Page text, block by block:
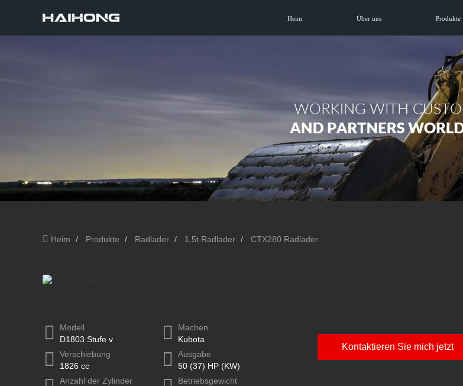
Heim Über uns Produkte
Heim Produkte Radlader 1,5t Radlader CTX280 Radlader
Modell
D1803 Stufe v
Machen
Kubota
Verschiebung
1826 cc
Ausgabe
50 (37) HP (KW)
Anzahl der Zylinder
Betriebsgewicht
Kontaktieren Sie mich jetzt